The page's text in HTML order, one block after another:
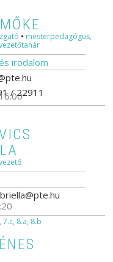
• mesterpedagógus,
irodalom
/ 22911
, 7.c, 8.a, 8.b